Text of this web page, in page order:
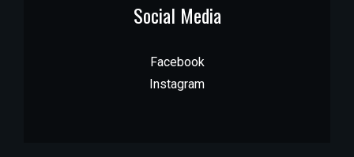
Social Media
Facebook
Instagram